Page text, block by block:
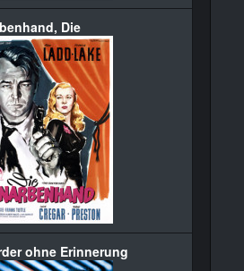
Die
ohne Erinnerung